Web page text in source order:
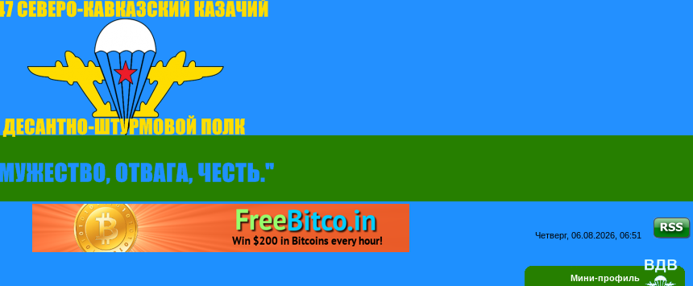
Четверг, 06.08.2026, 06:51
Мини-профиль